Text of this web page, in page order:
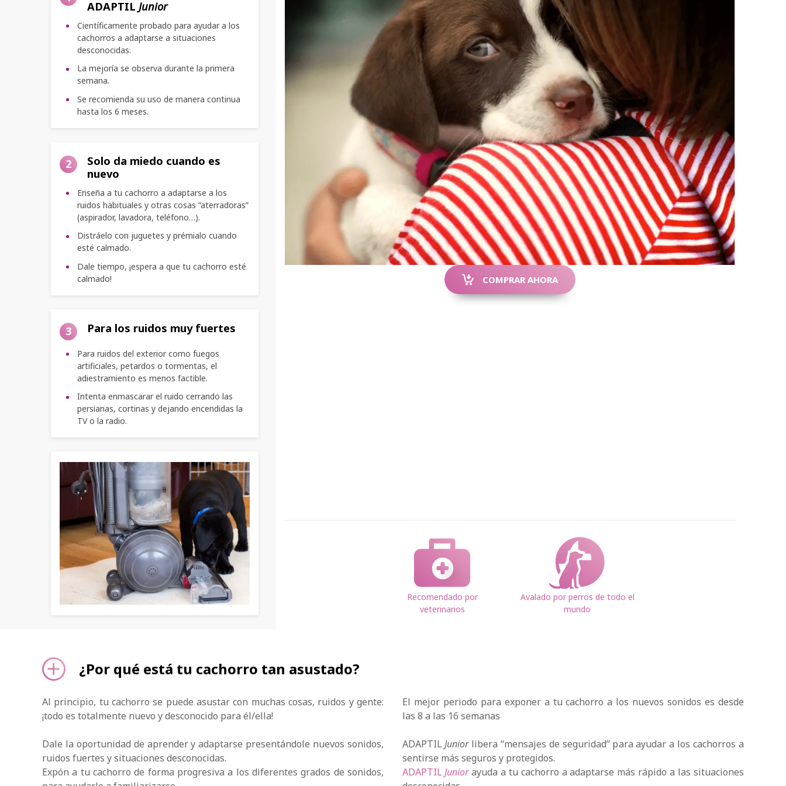
ADAPTIL Junior
Científicamente probado para ayudar a los
cachorros a adaptarse a situaciones
desconocidas.
La mejoría se observa durante la primera
semana.
Se recomienda su uso de manera continua
hasta los 6 meses.
2
Solo da miedo cuando es
nuevo
Enseña a tu cachorro a adaptarse a los
ruidos habituales y otras cosas “aterradoras”
(aspirador, lavadora, teléfono…).
Distráelo con juguetes y prémialo cuando
esté calmado.
Dale tiempo, ¡espera a que tu cachorro esté
calmado!
3 Para los ruidos muy fuertes
Para ruidos del exterior como fuegos
artificiales, petardos o tormentas, el
adiestramiento es menos factible.
Intenta enmascarar el ruido cerrando las
persianas, cortinas y dejando encendidas la
TV o la radio.
COMPRAR AHORA
Recomendado por
veterinarios
Avalado por perros de todo el
mundo
¿Por qué está tu cachorro tan asustado?
Al principio, tu cachorro se puede asustar con muchas cosas, ruidos y gente:
¡todo es totalmente nuevo y desconocido para él/ella!
Dale la oportunidad de aprender y adaptarse presentándole nuevos sonidos,
ruidos fuertes y situaciones desconocidas.
Expón a tu cachorro de forma progresiva a los diferentes grados de sonidos,
El mejor periodo para exponer a tu cachorro a los nuevos sonidos es desde
las 8 a las 16 semanas
ADAPTIL Juniorlibera “mensajes de seguridad” para ayudar a los cachorros a
sentirse más seguros y protegidos.
ADAPTIL Juniorayuda a tu cachorro a adaptarse más rápido a las situaciones